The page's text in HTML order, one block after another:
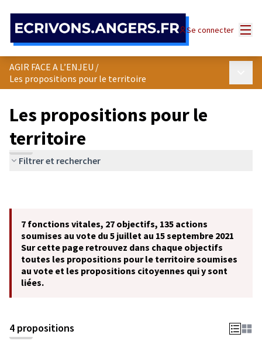
Se connecter
AGIR FACE A L’ENJEU /
Les propositions pour le territoire
Les propositions pour le
territoire
Filtrer et rechercher
7 fonctions vitales, 27 objectifs, 135 actions
soumises au vote du 5 juillet au 15 septembre 2021
Sur cette page retrouvez dans chaque objectifs
toutes les propositions pour le territoire soumises
au vote et les propositions citoyennes qui y sont
liées.
4 propositions